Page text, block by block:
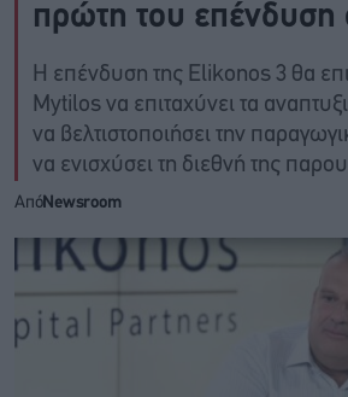
πρώτη του επένδυση
Η επένδυση της Elikonos 3 θα
Mytilos να επιταχύνει τα
να βελτιστοποιήσει την
να ενισχύσει τη διεθνή της
ΑπόNewsroom